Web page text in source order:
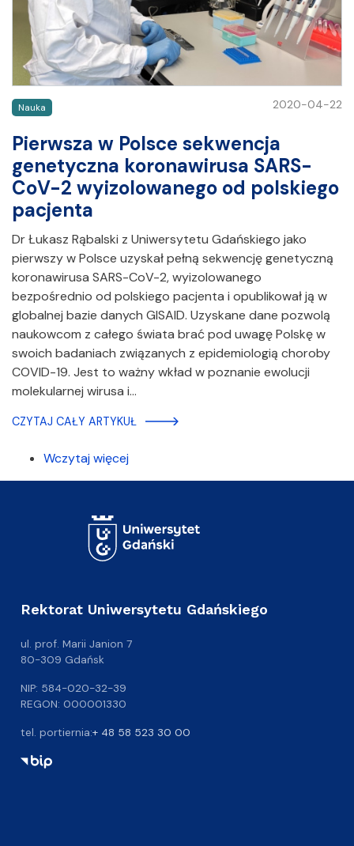
Nauka 2020-04-22
Pierwsza w Polsce sekwencja
genetyczna koronawirusa SARS-
CoV-2 wyizolowanego od polskiego
pacjenta
Dr Łukasz Rąbalski z Uniwersytetu Gdańskiego jako
pierwszy w Polsce uzyskał pełną sekwencję genetyczną
koronawirusa SARS-CoV-2, wyizolowanego
bezpośrednio od polskiego pacjenta i opublikował ją w
globalnej bazie danych GISAID. Uzyskane dane pozwolą
naukowcom z całego świata brać pod uwagę Polskę w
swoich badaniach związanych z epidemiologią choroby
COVID-19. Jest to ważny wkład w poznanie ewolucji
molekularnej wirusa i…
CZYTAJ CAŁY ARTYKUŁ
Wczytaj więcej
Rektorat Uniwersytetu Gdańskiego
ul. prof. Marii Janion 7
80-309 Gdańsk
NIP: 584-020-32-39
REGON: 000001330
tel. portiernia:+ 48 58 523 30 00